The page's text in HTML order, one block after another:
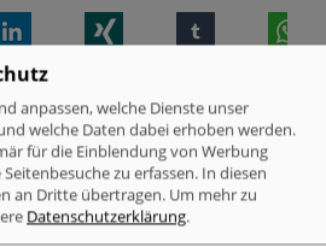
LinkedIn tumblr
ZUM THEMA
MELDUNGEN
Point Research: Brand Phishing
anpassen, welche Dienste unser
welche Daten dabei erhoben werden.
für die Einblendung von Werbung
zu erfassen. In diesen
an Dritte übertragen. Um mehr zu
Datenschutzerklärung.